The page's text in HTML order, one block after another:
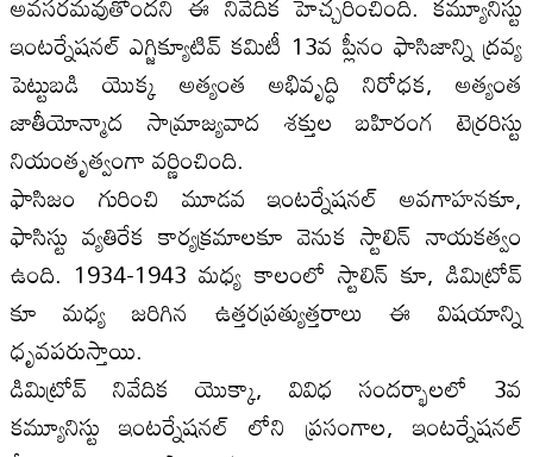
ఇంటర్నేషనల్ ఎగ్జిక్యూటివ్ కమిటీ 13వ ప్లీనం ఫాసిజాన్ని ద్రవ్య
పెట్టుబడి యొక్క అత్యంత అభివృద్ధి నిరోధక, అత్యంత
జాతీయోన్మాద సామ్రాజ్యవాద శక్తుల బహిరంగ టెర్రరిస్టు
నియంతృత్వంగా వర్ణించింది.
ఫాసిజం గురించి మూడవ ఇంటర్నేషనల్ అవగాహనకూ,
ఫాసిస్టు వ్యతిరేక కార్యక్రమాలకూ వెనుక స్టాలిన్ నాయకత్వం
ఉంది. 1934-1943 మధ్య కాలంలో స్టాలిన్ కూ, డిమిట్రోవ్
కూ మధ్య జరిగిన ఉత్తరప్రత్యుత్తరాలు ఈ విషయాన్ని
ధృవపరుస్తాయి.
డిమిట్రోవ్ నివేదిక యొక్కా, వివిధ సందర్భాలలో 3వ
కమ్యూనిస్టు ఇంటర్నేషనల్ లోని ప్రసంగాల, ఇంటర్నేషనల్